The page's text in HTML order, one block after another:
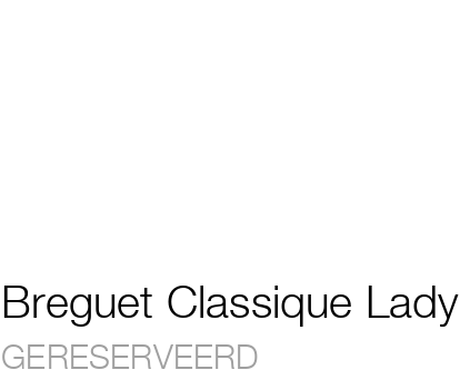
Breguet Classique Lady
GERESERVEERD